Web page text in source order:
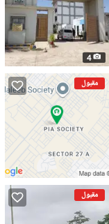
4
مقبول
مقبول